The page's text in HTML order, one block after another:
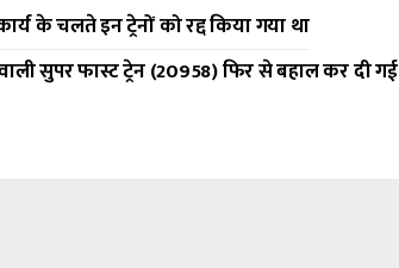
के चलते इन ट्रेनों को रद्द किया गया था
सुपर फास्ट ट्रेन (20958) फिर से बहाल कर दी गई